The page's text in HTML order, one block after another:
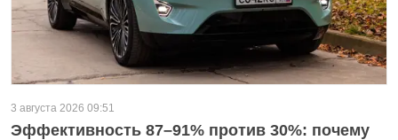
3 августа 2026 09:51
Эффективность 87–91% против 30%: почему